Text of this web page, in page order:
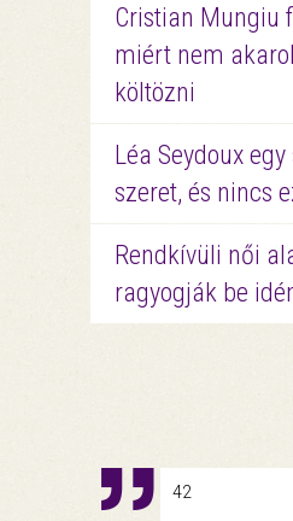
Cristian Mungiu
miért nem
költözni
Léa Seydoux
szeret, és nincs
Rendkívüli női
ragyogják be
42